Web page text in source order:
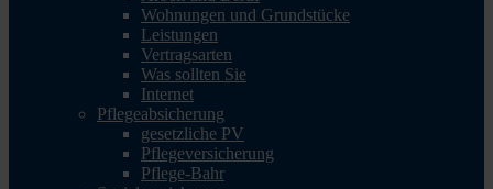
Wohnungen und Grundstücke
Leistungen
Vertragsarten
Was sollten Sie
Internet
Pflegeabsicherung
gesetzliche PV
Pflegeversicherung
Pflege-Bahr